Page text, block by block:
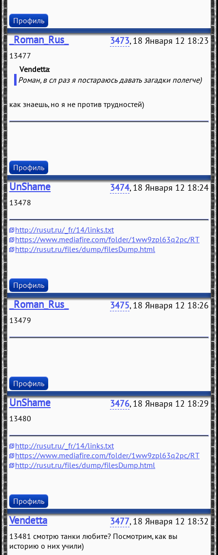
Профиль
_Roman_Rus_ 3473, 18 Января 12 18:23
13477
Vendetta
Роман, в сл раз я постараюсь давать загадки полегче)
как знаешь, но я не против трудностей)
Профиль
UnShame 3474, 18 Января 12 18:24
13478
http://rusut.ru/_fr/14/links.txt
https://www.mediafire.com/folder/1ww9zpl63q2pc/RT
http://rusut.ru/files/dump/filesDump.html
Профиль
_Roman_Rus_ 3475, 18 Января 12 18:26
13479
Профиль
UnShame 3476, 18 Января 12 18:29
13480
http://rusut.ru/_fr/14/links.txt
https://www.mediafire.com/folder/1ww9zpl63q2pc/RT
http://rusut.ru/files/dump/filesDump.html
Профиль
Vendetta 3477, 18 Января 12 18:32
13481 смотрю танки любите? Посмотрим, как вы
историю о них учили)